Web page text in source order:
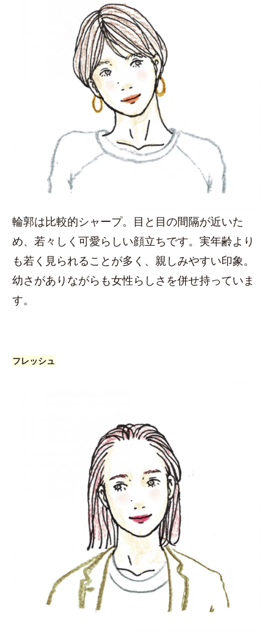
輪郭は比較的シャープ。目と目の間隔が近いた
め、若々しく可愛らしい顔立ちです。実年齢より
も若く見られることが多く、親しみやすい印象。
幼さがありながらも女性らしさを併せ持っていま
す。
フレッシュ